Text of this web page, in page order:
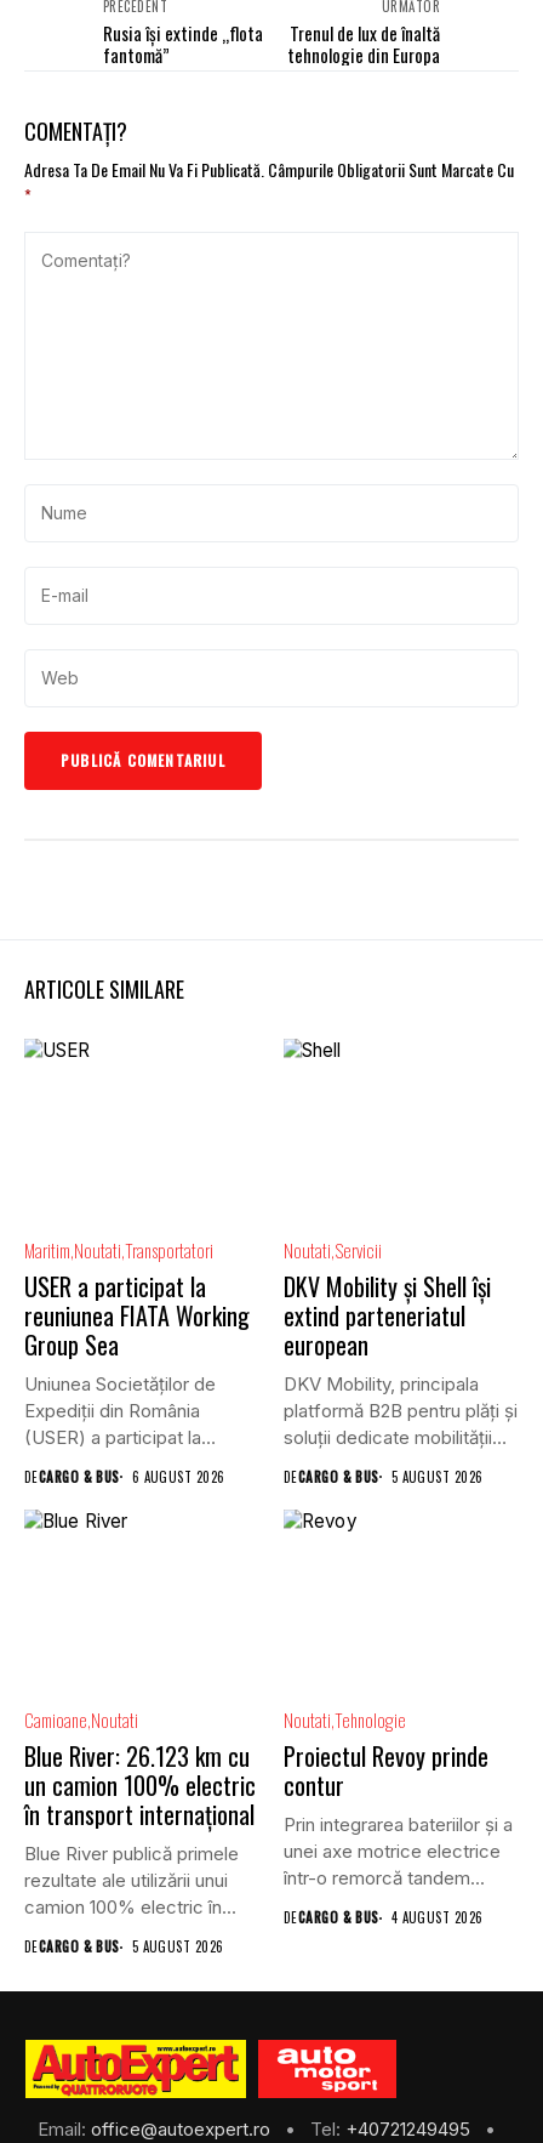
PRECEDENT
Rusia îşi extinde „flota
fantomă”
URMĂTOR
Trenul de lux de înaltă
tehnologie din Europa
COMENTAȚI?
Adresa Ta De Email Nu Va Fi Publicată. Câmpurile Obligatorii Sunt Marcate Cu
*
ARTICOLE SIMILARE
Maritim NoutatiTransportatori
USER a participat la
reuniunea FIATA Working
Group Sea
Uniunea Societăților de
Expediții din România
(USER) a participat la
DECARGO & BUS 6 AUGUST 2026
Noutati Servicii
DKV Mobility și Shell își
extind parteneriatul
european
DKV Mobility, principala
platformă B2B pentru plăți și
soluții dedicate mobilității
DECARGO & BUS 5 AUGUST 2026
Camioane Noutati
Blue River: 26.123 km cu
un camion 100% electric
în transport internațional
Blue River publică primele
rezultate ale utilizării unui
camion 100% electric în...
DECARGO & BUS 5 AUGUST 2026
NoutatiTehnologie
Proiectul Revoy prinde
contur
Prin integrarea bateriilor și a
unei axe motrice electrice
într-o remorcă tandem...
DECARGO & BUS 4 AUGUST 2026
Email: office@autoexpert.ro • Tel: +40721249495 •